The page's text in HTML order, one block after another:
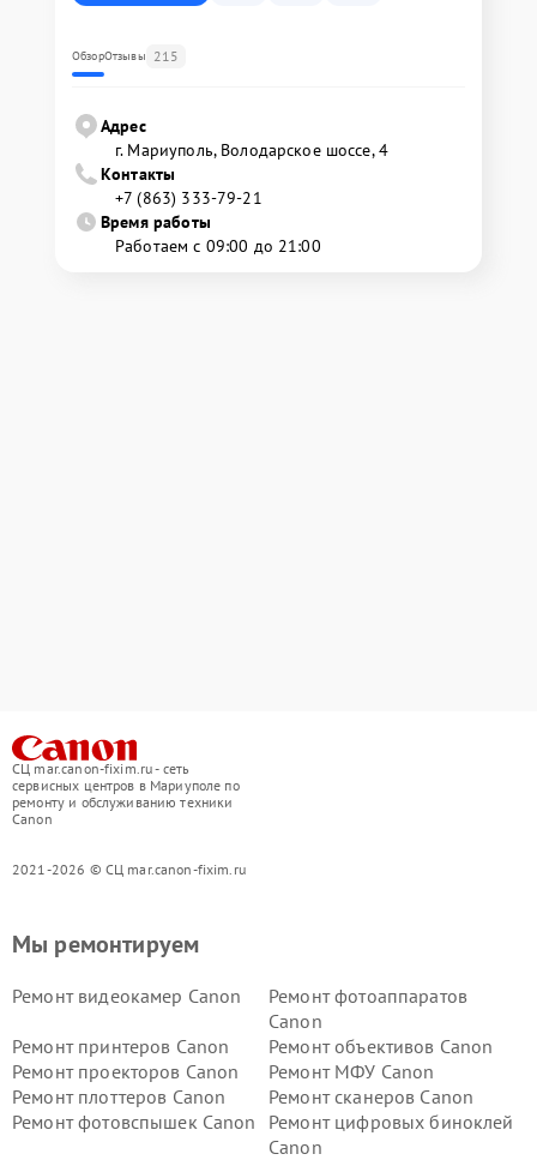
ОбзорОтзывы 215
Адрес
г. Мариуполь, Володарское шоссе, 4
Контакты
+7 (863) 333-79-21
Время работы
Работаем с 09:00 до 21:00
СЦ mar.canon-fixim.ru - сеть
сервисных центров в Мариуполе по
ремонту и обслуживанию техники
Canon
2021-2026 © СЦ mar.canon-fixim.ru
Мы ремонтируем
Ремонт видеокамер Canon
Ремонт фотоаппаратов
Canon
Ремонт принтеров Canon
Ремонт объективов Canon
Ремонт проекторов Canon
Ремонт МФУ Canon
Ремонт плоттеров Canon
Ремонт сканеров Canon
Ремонт фотовспышек Canon
Ремонт цифровых биноклей
Canon